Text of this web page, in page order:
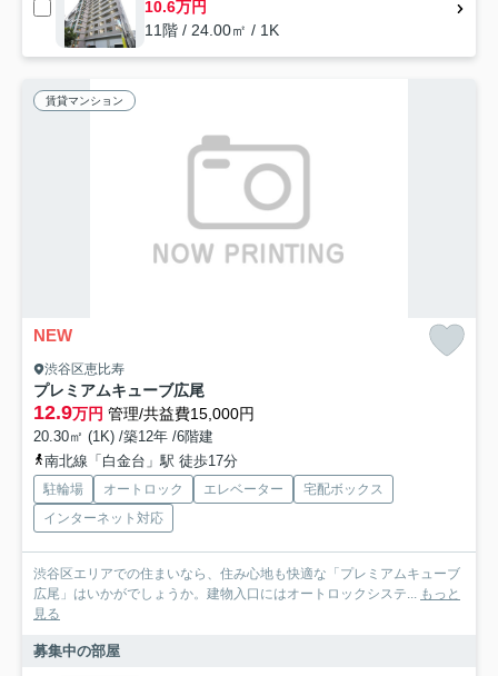
10.6万円
11階 / 24.00㎡ / 1K
賃貸マンション
NEW
渋谷区恵比寿
プレミアムキューブ広尾
12.9万円 管理/共益費15,000円
20.30㎡ (1K) /築12年 /6階建
南北線「白金台」駅 徒歩17分
駐輪場 オートロック エレベーター
宅配ボックス
インターネット対応
渋谷区エリアでの住まいなら、住み心地も快適な「プレミアムキューブ
広尾」はいかがでしょうか。建物入口にはオートロックシステ...
もっと
見る
募集中の部屋